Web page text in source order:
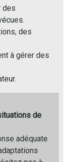
des
des
à gérer des
de
adéquate